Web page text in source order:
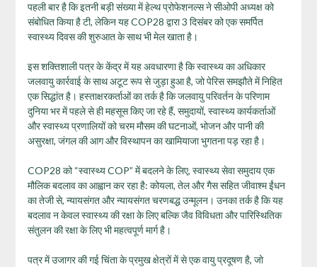
पहली बार है कि इतनी बड़ी संख्या में हेल्थ प्रोफेशनल्स ने सीओपी अध्यक्ष को
संबोधित किया है टी, लेकिन यह COP28 द्वारा 3 दिसंबर को एक समर्पित
स्वास्थ्य दिवस की शुरुआत के साथ भी मेल खाता है।
इस शक्तिशाली पत्र के केंद्र में यह अवधारणा है कि स्वास्थ्य का अधिकार
जलवायु कार्रवाई के साथ अटूट रूप से जुड़ा हुआ है, जो पेरिस समझौते में निहित
एक सिद्धांत है। हस्ताक्षरकर्ताओं का तर्क है कि जलवायु परिवर्तन के परिणाम
दुनिया भर में पहले से ही महसूस किए जा रहे हैं, समुदायों, स्वास्थ्य कार्यकर्ताओं
और स्वास्थ्य प्रणालियों को चरम मौसम की घटनाओं, भोजन और पानी की
असुरक्षा, जंगल की आग और विस्थापन का खामियाजा भुगतना पड़ रहा है।
COP28 को “स्वास्थ्य COP” में बदलने के लिए, स्वास्थ्य सेवा समुदाय एक
मौलिक बदलाव का आह्वान कर रहा है: कोयला, तेल और गैस सहित जीवाश्म ईंधन
का तेजी से, न्यायसंगत और न्यायसंगत चरणबद्ध उन्मूलन। उनका तर्क है कि यह
बदलाव न केवल स्वास्थ्य की रक्षा के लिए बल्कि जैव विविधता और पारिस्थितिक
संतुलन की रक्षा के लिए भी महत्वपूर्ण मार्ग है।
पत्र में उजागर की गई चिंता के प्रमुख क्षेत्रों में से एक वायु प्रदूषण है, जो